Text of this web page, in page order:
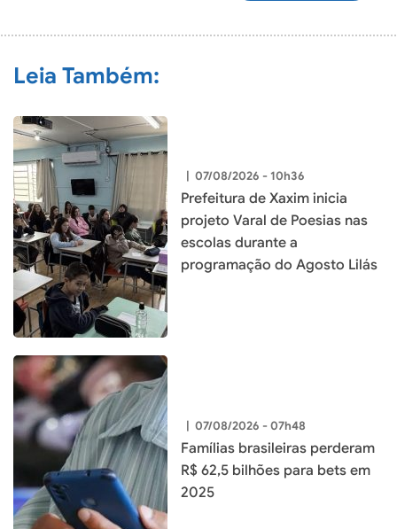
Leia Também:
| 07/08/2026 - 10h36
Prefeitura de Xaxim inicia
projeto Varal de Poesias nas
escolas durante a
programação do Agosto Lilás
07/08/2026 - 07h48
Famílias brasileiras perderam
R$ 62,5 bilhões para bets em
2025